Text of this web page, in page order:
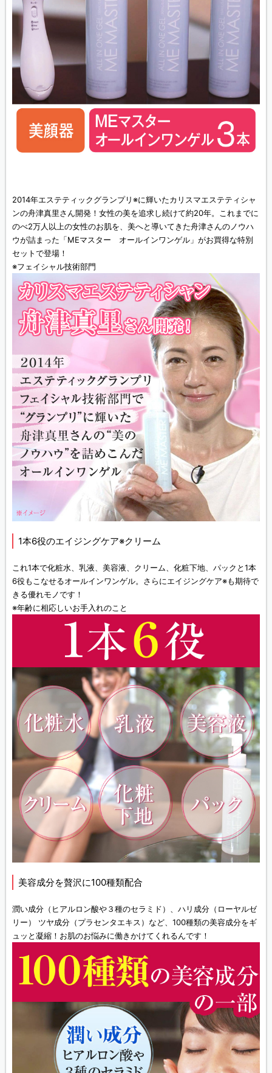
2014年エステティックグランプリ※に輝いたカリスマエステティシャ
ンの舟津真里さん開発！女性の美を追求し続けて約20年。これまでに
のべ2万人以上の女性のお肌を、美へと導いてきた舟津さんのノウハ
ウが詰まった「MEマスター オールインワンゲル」がお買得な特別
セットで登場！
※フェイシャル技術部門
1本6役のエイジングケア※クリーム
これ1本で化粧水、乳液、美容液、クリーム、化粧下地、パックと1本
6役もこなせるオールインワンゲル。さらにエイジングケア※も期待で
きる優れモノです！
※年齢に相応しいお手入れのこと
美容成分を贅沢に100種類配合
潤い成分（ヒアルロン酸や３種のセラミド）、ハリ成分（ローヤルゼ
リー） ツヤ成分（プラセンタエキス）など、100種類の美容成分をギ
ュッと凝縮！お肌のお悩みに働きかけてくれるんです！